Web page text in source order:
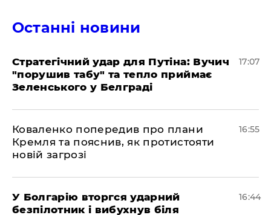
Останні новини
Стратегічний удар для Путіна: Вучич
"порушив табу" та тепло приймає
Зеленського у Белграді
17:07
Коваленко попередив про плани
Кремля та пояснив, як протистояти
новій загрозі
16:55
У Болгарію вторгся ударний
безпілотник і вибухнув біля
16:44